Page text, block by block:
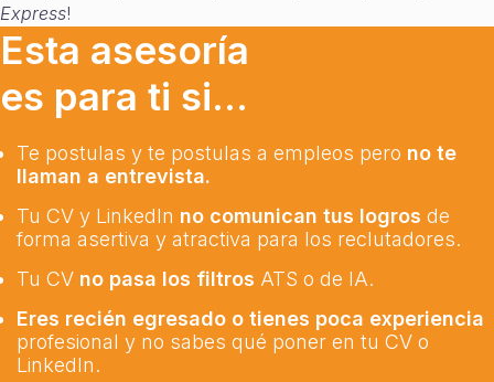
Express!
Esta asesoría
es para ti si…
Te postulas y te postulas a empleos pero no te
llaman a entrevista.
Tu CV y LinkedIn no comunican tus logros de
forma asertiva y atractiva para los reclutadores.
Tu CV no pasa los filtros ATS o de IA.
Eres recién egresado o tienes poca experiencia
profesional y no sabes qué poner en tu CV o
LinkedIn.